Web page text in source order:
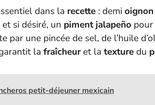
dans la recette : demioignon
si désiré, un piment jalapeño
par une pincée de sel, de l’huile
la fraîcheuret la texture du
petit-déjeuner mexicain